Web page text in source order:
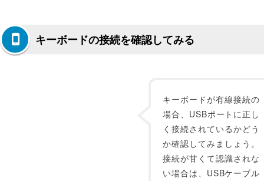
キーボードの接続を確認してみる
キーボードが有線接続の
場合、USBポートに正し
く接続されているかどう
か確認してみましょう。
接続が甘くて認識されな
い場合は、USBケーブル